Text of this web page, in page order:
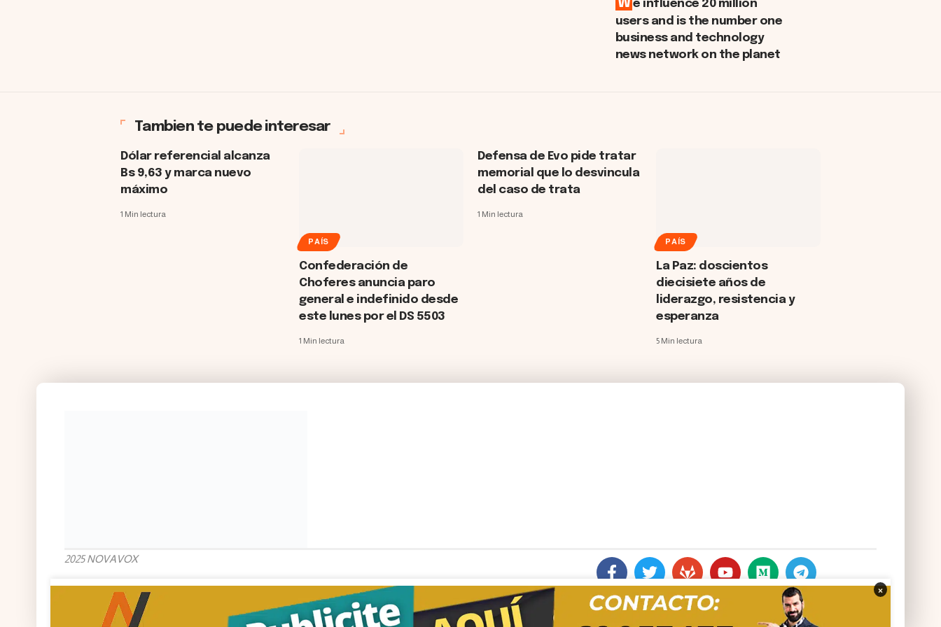
×
W e influence 20 million
users and is the number one
business and technology
news network on the planet
Tambien te puede interesar
Dólar referencial alcanza
Bs 9,63 y marca nuevo
máximo
1 Min lectura
PAÍS
Confederación de
Choferes anuncia paro
general e indefinido desde
este lunes por el DS 5503
1 Min lectura
Defensa de Evo pide tratar
memorial que lo desvincula
del caso de trata
1 Min lectura
PAÍS
La Paz: doscientos
diecisiete años de
liderazgo, resistencia y
esperanza
5 Min lectura
2025 NOVAVOX